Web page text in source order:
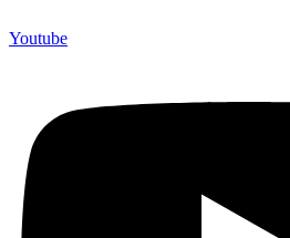
Youtube